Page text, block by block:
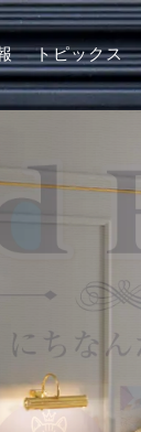
トピックス